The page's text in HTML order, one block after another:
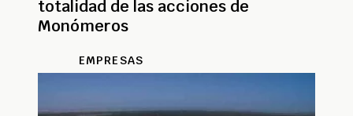
totalidad de las acciones de
Monómeros
EMPRESAS